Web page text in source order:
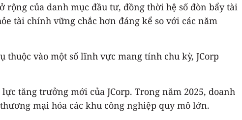
rộng của danh mục đầu tư, đồng thời hệ số đòn bẩy tài
tài chính vững chắc hơn đáng kể so với các năm
vào một số lĩnh vực mang tính chu kỳ, JCorp
tăng trưởng mới của JCorp. Trong năm 2025, doanh
mại hóa các khu công nghiệp quy mô lớn.